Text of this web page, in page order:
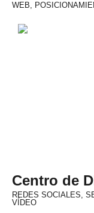
WEB,
Centro de
REDES SOCIALES,
VÍDEO